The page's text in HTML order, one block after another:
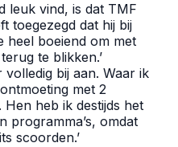
leuk vind, is dat TMF
toegezegd dat hij bij
heel boeiend om met
te blikken.’
volledig bij aan. Waar ik
met 2
heb ik destijds het
programma’s, omdat
scoorden.’